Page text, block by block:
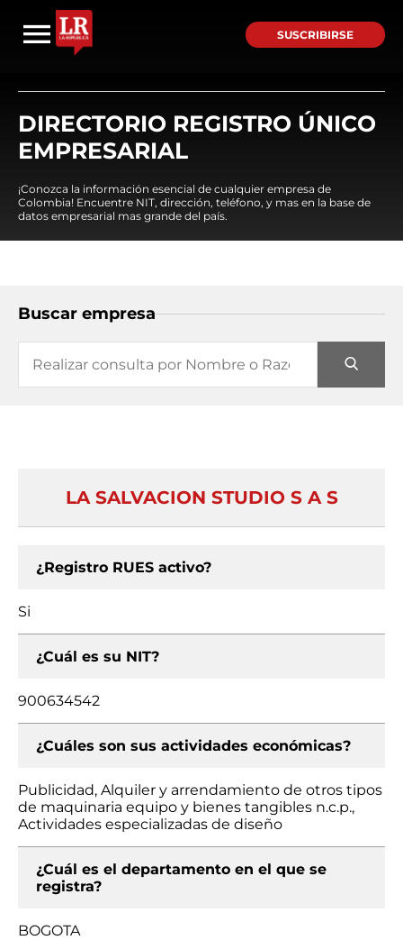
SUSCRIBIRSE
DIRECTORIO REGISTRO ÚNICO
EMPRESARIAL
¡Conozca la información esencial de cualquier empresa de
Colombia! Encuentre NIT, dirección, teléfono, y mas en la base de
datos empresarial mas grande del país.
Buscar empresa
LA SALVACION STUDIO S A S
¿Registro RUES activo?
Si
¿Cuál es su NIT?
900634542
¿Cuáles son sus actividades económicas?
Publicidad, Alquiler y arrendamiento de otros tipos
de maquinaria equipo y bienes tangibles n.c.p.,
Actividades especializadas de diseño
¿Cuál es el departamento en el que se
registra?
BOGOTA